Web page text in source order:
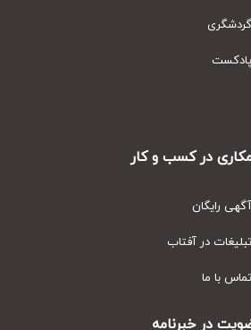
در کسب و کار
رایگان
در آفتاب
با ما
در خبرنامه